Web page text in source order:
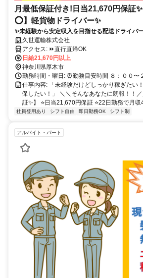
月最低保証付き!日当21,670円保証
⭕️】軽貨物ドライバー✨
✨未経験から安定収入を目指せる配送ドライバ
保証！さらに繁忙期は単価UP！評価制度による
張り次第でさらなる高収入も可能です！置き配
送に集中できる環境をご用意！日払い・週払い
な出費がある方も安心してスタートできます！
久世運輸株式会社
アクセス: ⏩️直行直帰OK
日給21,670円以上
神奈川県厚木市
勤務時間・曜日: ⏰勤務目安時間 ８：００〜
仕事内容: 「未経験だけどしっかり稼ぎたい
保したい！」 ＼＼そんなあなたに朗報！！
証✨】 ⭐日当21,670円保証 ⭐22日勤務で月収
社員登用あり シフト自由 即日勤務OK シフト制
アルバイト・パート